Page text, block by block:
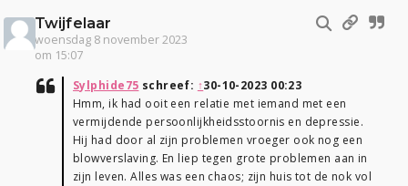
Twijfelaar
woensdag 8 november 2023
om 15:07
Sylphide75 schreef: ↑30-10-2023 00:23
Hmm, ik had ooit een relatie met iemand met een
vermijdende persoonlijkheidsstoornis en depressie.
Hij had door al zijn problemen vroeger ook nog een
blowverslaving. En liep tegen grote problemen aan in
zijn leven. Alles was een chaos; zijn huis tot de nok vol